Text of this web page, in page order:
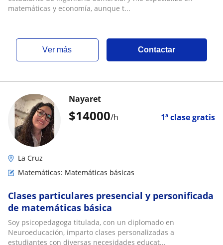
matemáticas y economía, aunque t...
ver más Contactar
$14000/h 1ª clase gratis
Nayaret
La Cruz
Matemáticas: Matemáticas básicas
Clases particulares presencial y personificada
de matemáticas básica
Soy psicopedagoga titulada, con un diplomado en
Neuroeducación, imparto clases personalizadas a
estudiantes con diversas necesidades educat...